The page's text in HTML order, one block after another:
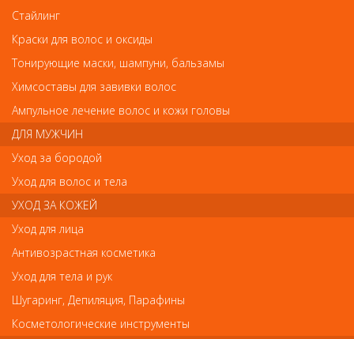
ELGON LUMINOIL Шампунь для глубокого
очищения волос 200 мл
0760010250
981р.-
В закладки
Отзывы
Стайлинг
Краски для волос и оксиды
Тонирующие маски, шампуни, бальзамы
Химсоставы для завивки волос
Ампульное лечение волос и кожи головы
ДЛЯ МУЖЧИН
Уход за бородой
Уход для волос и тела
УХОД ЗА КОЖЕЙ
Уход для лица
Антивозрастная косметика
Уход для тела и рук
Шугаринг, Депиляция, Парафины
Косметологические инструменты